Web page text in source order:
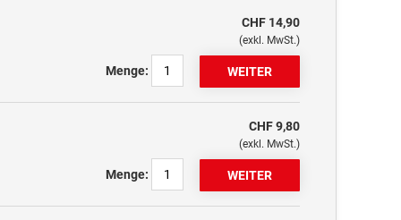
CHF 14,90
(exkl. MwSt.)
Menge:
CHF 9,80
(exkl. MwSt.)
Menge: